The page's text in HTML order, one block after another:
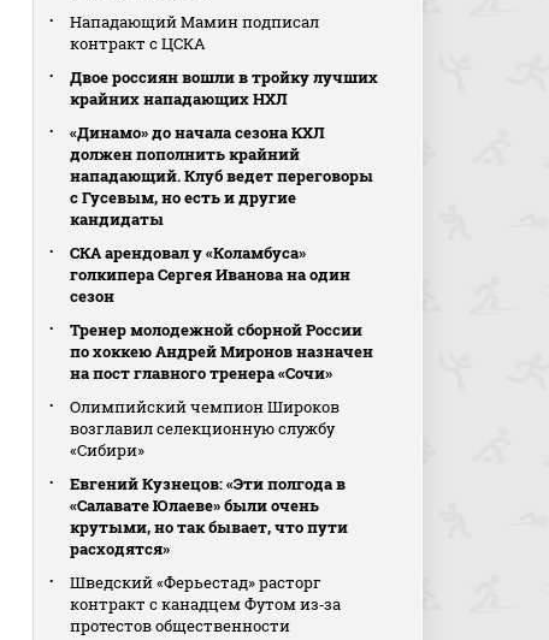
Нападающий Мамин подписал
контракт с ЦСКА
Двое россиян вошли в тройку лучших
крайних нападающих НХЛ
«Динамо» до начала сезона КХЛ
должен пополнить крайний
нападающий. Клуб ведет переговоры
с Гусевым, но есть и другие
кандидаты
СКА арендовал у «Коламбуса»
голкипера Сергея Иванова на один
сезон
Тренер молодежной сборной России
по хоккею Андрей Миронов назначен
на пост главного тренера «Сочи»
Олимпийский чемпион Широков
возглавил селекционную службу
«Сибири»
Евгений Кузнецов: «Эти полгода в
«Салавате Юлаеве» были очень
крутыми, но так бывает, что пути
расходятся»
Шведский «Ферьестад» расторг
контракт с канадцем Футом из‑за
протестов общественности